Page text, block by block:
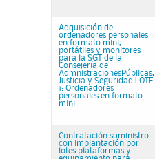
Adquisición de
ordenadores personales
en formato mini,
portátiles y monitores
para la SGT de la
Consejería de
AdmnistracionesPúblicas,
Justicia y Seguridad LOTE
1: Ordenadores
personales en formato
mini
Contratación suministro
con implantación por
lotes plataformas y